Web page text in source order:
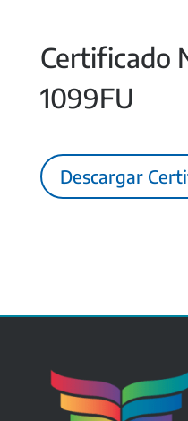
Certificado
1099FU
Descargar